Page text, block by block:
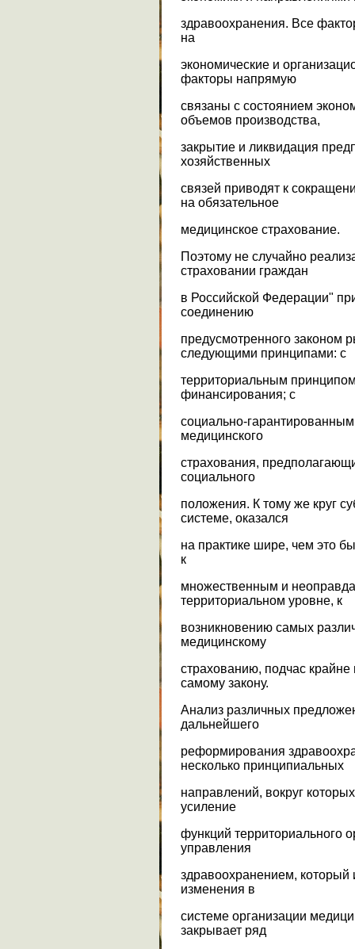
здравоохранения. Все
на
экономические и
факторы напрямую
связаны с состоянием
объемов производства,
закрытие и ликвидация
хозяйственных
связей приводят к
на обязательное
медицинское страхование.
Поэтому не случайно
страховании граждан
в Российской Федерации"
соединению
предусмотренного законом
следующими принципами: с
территориальным
финансирования; с
социально-
медицинского
страхования,
социального
положения. К тому же круг
системе, оказался
на практике шире, чем это
к
множественным и
территориальном уровне, к
возникновению самых
медицинскому
страхованию, подчас
самому закону.
Анализ различных
дальнейшего
реформирования
несколько принципиальных
направлений, вокруг
усиление
функций территориального
управления
здравоохранением, который
изменения в
системе организации
закрывает ряд